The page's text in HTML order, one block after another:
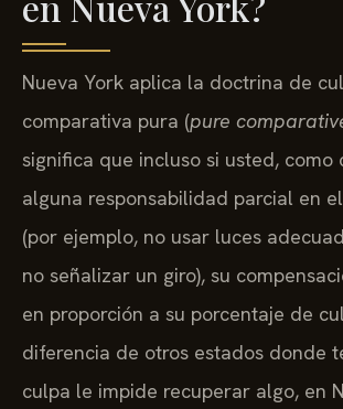
Nueva York aplica la doctrina de
comparativa pura (pure
significa que incluso si usted, como
alguna responsabilidad parcial en
(por ejemplo, no usar luces
no señalizar un giro), su
en proporción a su porcentaje de
diferencia de otros estados donde
culpa le impide recuperar algo, en